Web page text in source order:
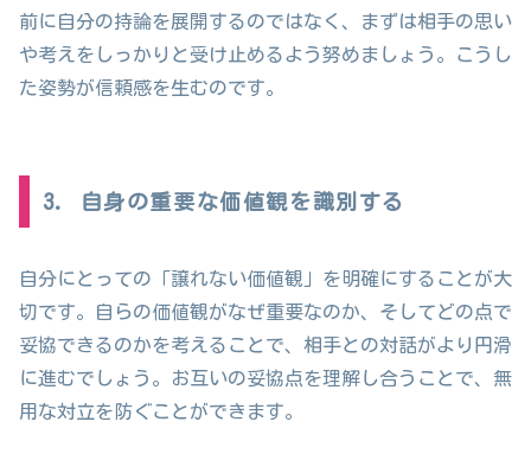
前に自分の持論を展開するのではなく、まずは相手の思い
や考えをしっかりと受け止めるよう努めましょう。こうし
た姿勢が信頼感を生むのです。
3. 自身の重要な価値観を識別する
自分にとっての「譲れない価値観」を明確にすることが大
切です。自らの価値観がなぜ重要なのか、そしてどの点で
妥協できるのかを考えることで、相手との対話がより円滑
に進むでしょう。お互いの妥協点を理解し合うことで、無
用な対立を防ぐことができます。